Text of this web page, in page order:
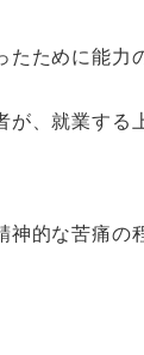
たために能力
、就業する
的な苦痛の